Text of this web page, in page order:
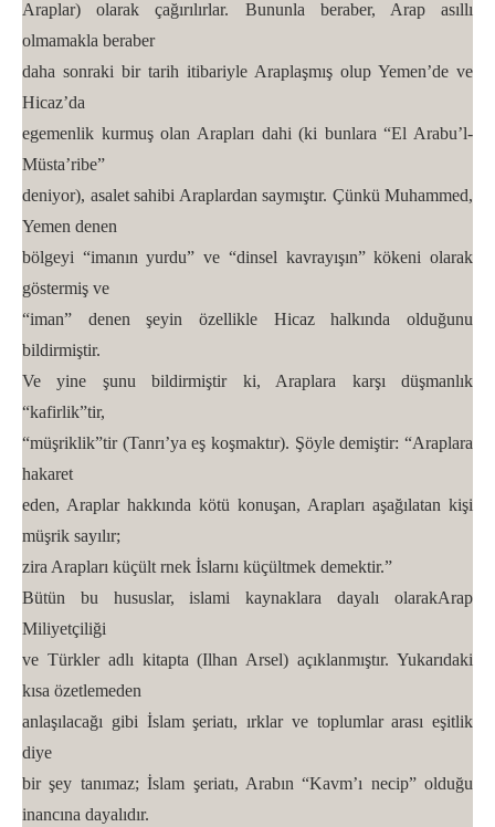
Araplar) olarak çağırılırlar. Bununla beraber, Arap asıllı
olmamakla beraber
daha sonraki bir tarih itibariyle Araplaşmış olup Yemen’de ve
Hicaz’da
egemenlik kurmuş olan Arapları dahi (ki bunlara “El Arabu’l-
Müsta’ribe”
deniyor), asalet sahibi Araplardan saymıştır. Çünkü Muhammed,
Yemen denen
bölgeyi “imanın yurdu” ve “dinsel kavrayışın” kökeni olarak
göstermiş ve
“iman” denen şeyin özellikle Hicaz halkında olduğunu
bildirmiştir.
Ve yine şunu bildirmiştir ki, Araplara karşı düşmanlık
“kafirlik”tir,
“müşriklik”tir (Tanrı’ya eş koşmaktır). Şöyle demiştir: “Araplara
hakaret
eden, Araplar hakkında kötü konuşan, Arapları aşağılatan kişi
müşrik sayılır;
zira Arapları küçült rnek İslarnı küçültmek demektir.”
Bütün bu hususlar, islami kaynaklara dayalı olarakArap
Miliyetçiliği
ve Türkler adlı kitapta (Ilhan Arsel) açıklanmıştır. Yukarıdaki
kısa özetlemeden
anlaşılacağı gibi İslam şeriatı, ırklar ve toplumlar arası eşitlik
diye
bir şey tanımaz; İslam şeriatı, Arabın “Kavm’ı necip” olduğu
inancına dayalıdır.